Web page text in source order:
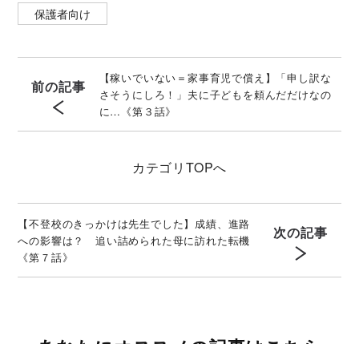
保護者向け
前の記事
【稼いでいない＝家事育児で償え】「申し訳な
さそうにしろ！」夫に子どもを頼んだだけなの
に…《第３話》
カテゴリ TOPへ
【不登校のきっかけは先生でした】成績、進路
への影響は？ 追い詰められた母に訪れた転機
《第７話》
次の記事